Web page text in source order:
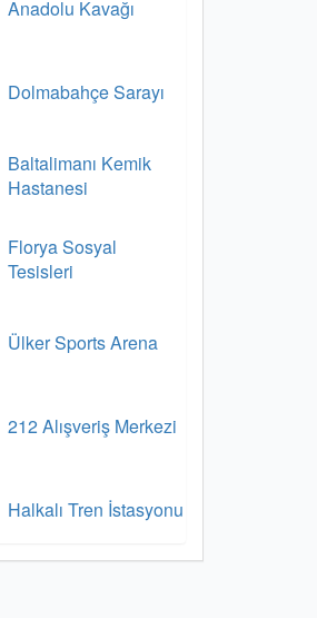
Anadolu Kavağı
Dolmabahçe Sarayı
Baltalimanı Kemik
Hastanesi
Florya Sosyal
Tesisleri
Ülker Sports Arena
212 Alışveriş Merkezi
Halkalı Tren İstasyonu